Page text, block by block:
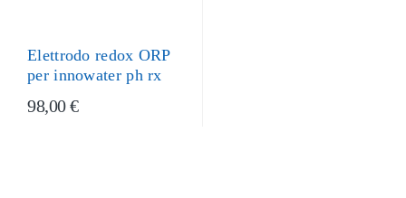
Elettrodo redox ORP
per innowater ph rx
98,00 €